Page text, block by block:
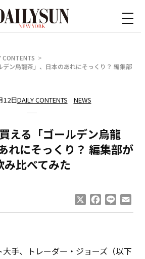
CONTENTS
デン烏龍茶」、日本のあれにそっくり？ 編集部
12日DAILY CONTENTS NEWS
える「ゴールデン烏龍
れにそっくり？ 編集部が
み比べてみた
Facebook
Line
手、トレーダー・ジョーズ（以下